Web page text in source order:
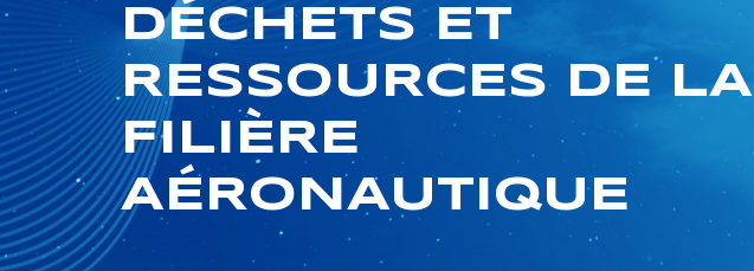
DÉCHETS ET
RESSOURCES DE LA
FILIÈRE
AÉRONAUTIQUE